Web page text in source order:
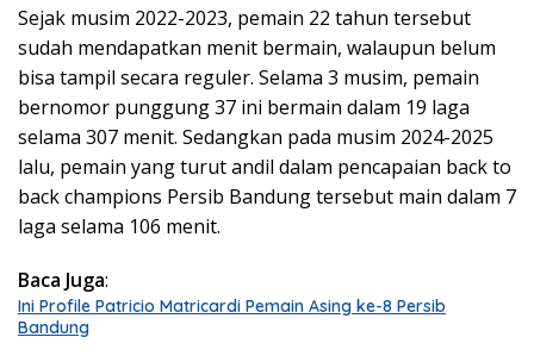
Sejak musim 2022-2023, pemain 22 tahun tersebut
sudah mendapatkan menit bermain, walaupun belum
bisa tampil secara reguler. Selama 3 musim, pemain
bernomor punggung 37 ini bermain dalam 19 laga
selama 307 menit. Sedangkan pada musim 2024-2025
lalu, pemain yang turut andil dalam pencapaian back to
back champions Persib Bandung tersebut main dalam 7
laga selama 106 menit.
Baca Juga:
Ini Profile Patricio Matricardi Pemain Asing ke-8 Persib
Bandung